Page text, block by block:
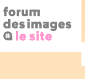
au
contenu
principal